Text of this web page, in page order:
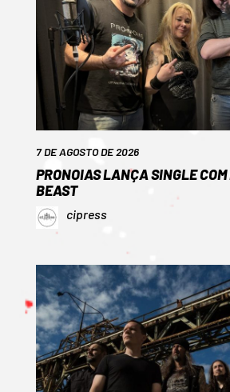
7 DE AGOSTO DE 2026
PRONOIAS LANÇA SINGLE
BEAST
cipress